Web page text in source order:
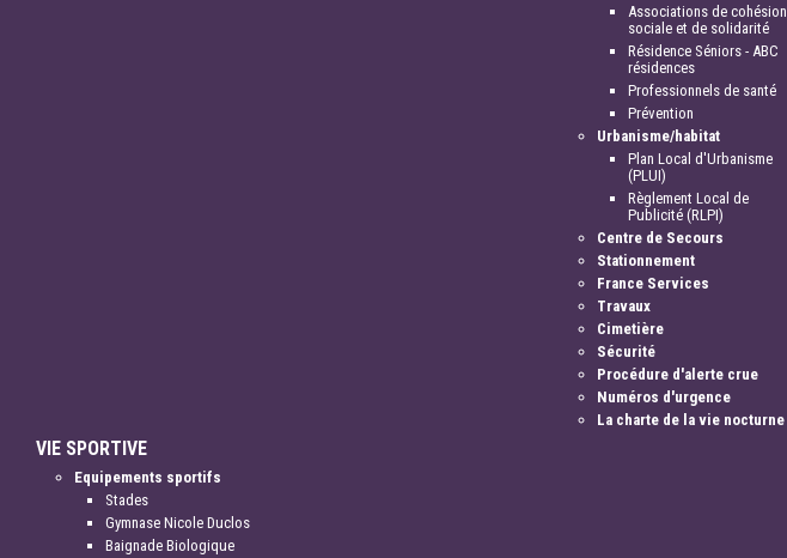
Associations de cohésion
sociale et de solidarité
Résidence Séniors - ABC
résidences
Professionnels de santé
Prévention
Urbanisme/habitat
Plan Local d'Urbanisme
(PLUI)
Règlement Local de
Publicité (RLPI)
Centre de Secours
Stationnement
France Services
Travaux
Cimetière
Sécurité
Procédure d'alerte crue
Numéros d'urgence
La charte de la vie nocturne
VIE SPORTIVE
Equipements sportifs
Stades
Gymnase Nicole Duclos
Baignade Biologique